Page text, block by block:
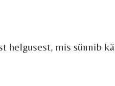
helgusest, mis sünnib